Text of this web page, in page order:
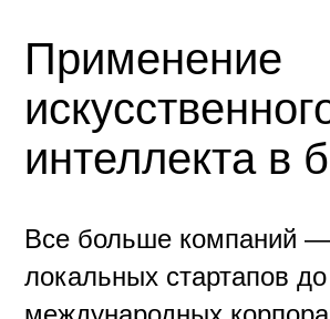
Применение
интеллекта в
Все больше компаний
локальных стартапов до